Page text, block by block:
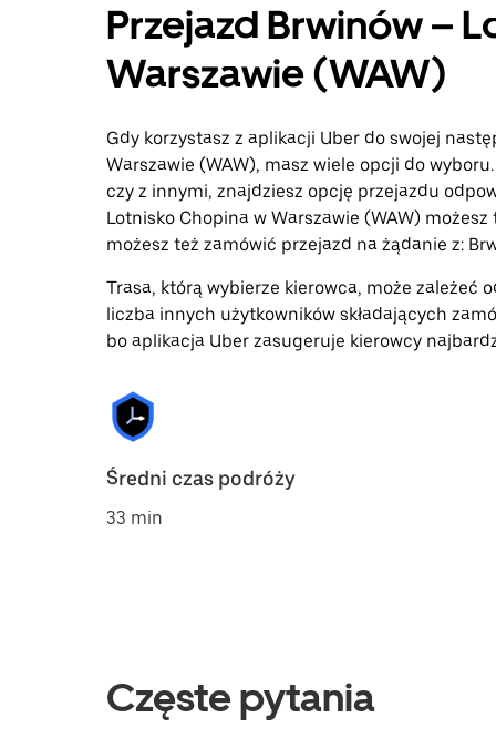
Przejazd Brwinów –
Warszawie (WAW)
Gdy korzystasz z aplikacji Uber do swojej
Warszawie (WAW), masz wiele opcji do
czy z innymi, znajdziesz opcję przejazdu
Lotnisko Chopina w Warszawie (WAW)
możesz też zamówić przejazd na żądanie z:
Trasa, którą wybierze kierowca, może zależeć
liczba innych użytkowników składających
bo aplikacja Uber zasugeruje kierowcy
Średni czas podróży
33 min
Częste pytania